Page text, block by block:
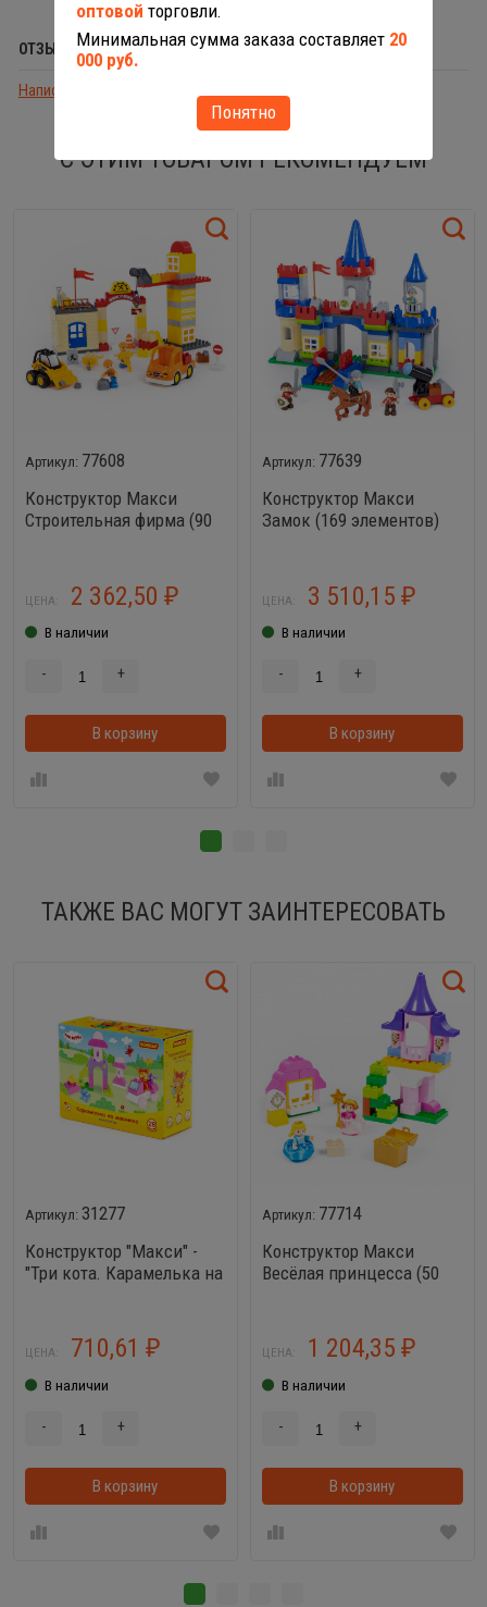
ОТЗЫВЫ (0)
Написать отзыв
С ЭТИМ ТОВАРОМ РЕКОМЕНДУЕМ
77608
Конструктор Макси
Строительная фирма (90
ЦЕНА: 2 362,50 ₽
В наличии
- +
В корзину В корзинке
77639
Конструктор Макси
Замок (169 элементов)
ЦЕНА: 3 510,15 ₽
В наличии
- +
В корзину
ТАКЖЕ ВАС МОГУТ ЗАИНТЕРЕСОВАТЬ
31277
Конструктор "Макси" -
"Три кота. Карамелька на
ЦЕНА: 710,61 ₽
В наличии
- +
В корзину В корзинке
77714
Конструктор Макси
Весёлая принцесса (50
ЦЕНА: 1 204,35 ₽
В наличии
- +
В корзину
оптовой торговли.
Минимальная сумма заказа составляет 20
000 руб.
Понятно